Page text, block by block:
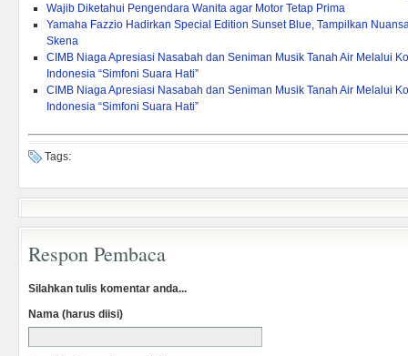
Wajib Diketahui Pengendara Wanita agar Motor Tetap Prima
Yamaha Fazzio Hadirkan Special Edition Sunset Blue, Tampilkan
Skena
CIMB Niaga Apresiasi Nasabah dan Seniman Musik Tanah Air Melalui
Indonesia “Simfoni Suara Hati”
CIMB Niaga Apresiasi Nasabah dan Seniman Musik Tanah Air Melalui
Indonesia “Simfoni Suara Hati”
Tags:
Respon Pembaca
Silahkan tulis komentar anda...
Nama (harus diisi)